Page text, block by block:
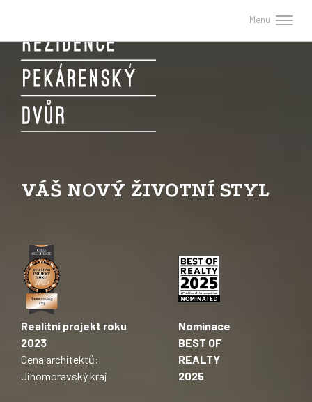
VÁŠ NOVÝ ŽIVOTNÍ STYL
Realitní projekt roku
2023
Cena architektů:
Jihomoravský kraj
Nominace
BEST OF
REALTY
2025
Menu